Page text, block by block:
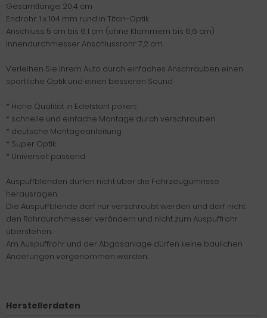
Gesamtlänge: 20,4 cm
Endrohr: 1 x 104 mm rund in Titan-Optik
Anschluss: 5 cm bis 6,1 cm (ohne Klammern bis 6,6 cm)
Innendurchmesser Anschlussrohr: 7,2 cm
Verleihen Sie ihrem Auto durch einfaches Anschrauben einen
sportliche Optik und einen besseren Sound
* Hohe Qualität in Edelstahl poliert
* schnelle und einfache Montage durch verschrauben
* deutsche Montageanleitung
* Super Optik
* Universell passend
Auspuffblenden dürfen nicht über die Fahrzeugumrisse
herausragen.
Die Auspuffblende darf nur verschraubt werden und darf nicht
den Rohrdurchmesser verändern und nicht zum Auspuffrohr
überstehen.
Am Auspuffrohr und der Abgasanlage dürfen keine baulichen
Änderungen vorgenommen werden.
Herstellerdaten